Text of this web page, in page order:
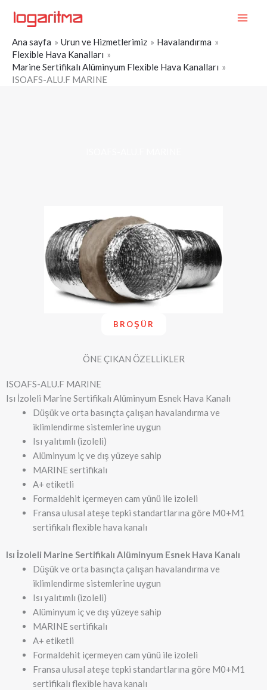
atla
Ana sayfa Urun ve Hizmetlerimiz
Havalandırma
Flexible Hava Kanalları
Marine Sertifikalı Alüminyum Flexible Hava Kanalları
ISOAFS-ALU.F MARINE
BROŞÜR
ÖNE ÇIKAN ÖZELLİKLER
ISOAFS-ALU.F MARINE
Isı İzoleli Marine Sertifikalı Alüminyum Esnek Hava Kanalı
Düşük ve orta basınçta çalışan havalandırma ve
iklimlendirme sistemlerine uygun
Isı yalıtımlı (izoleli)
Alüminyum iç ve dış yüzeye sahip
MARINE sertifikalı
A+ etiketli
Formaldehit içermeyen cam yünü ile izoleli
Fransa ulusal ateşe tepki standartlarına göre M0+M1
sertifikalı flexible hava kanalı
Isı İzoleli Marine Sertifikalı Alüminyum Esnek Hava Kanalı
Düşük ve orta basınçta çalışan havalandırma ve
iklimlendirme sistemlerine uygun
Isı yalıtımlı (izoleli)
Alüminyum iç ve dış yüzeye sahip
MARINE sertifikalı
A+ etiketli
Formaldehit içermeyen cam yünü ile izoleli
Fransa ulusal ateşe tepki standartlarına göre M0+M1
sertifikalı flexible hava kanalı